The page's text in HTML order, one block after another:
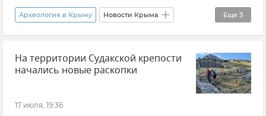
Еще 3
Археология в Крыму Новости Крыма
Крым История
На территории Судакской крепости
начались новые раскопки
17 июля, 19:36